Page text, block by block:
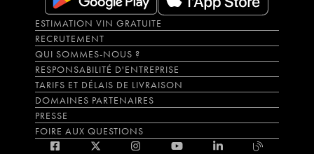
ESTIMATION VIN GRATUITE
RECRUTEMENT
QUI SOMMES-NOUS ?
RESPONSABILITÉ D'ENTREPRISE
TARIFS ET DÉLAIS DE LIVRAISON
DOMAINES PARTENAIRES
PRESSE
FOIRE AUX QUESTIONS